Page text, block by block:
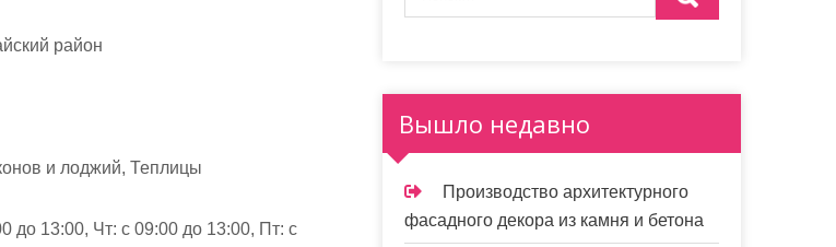
район
и лоджий, Теплицы
до 13:00, Чт: с 09:00 до 13:00, Пт: с
Вышло недавно
Производство архитектурного
фасадного декора из камня и бетона